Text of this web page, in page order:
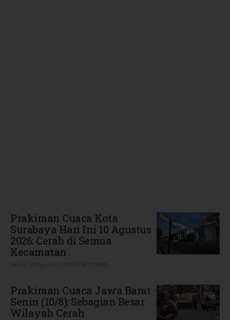
Prakiraan Cuaca Kota
Surabaya Hari Ini 10 Agustus
2026: Cerah di Semua
Kecamatan
Prakiraan Cuaca Jawa Barat
Senin (10/8): Sebagian Besar
Wilayah Cerah